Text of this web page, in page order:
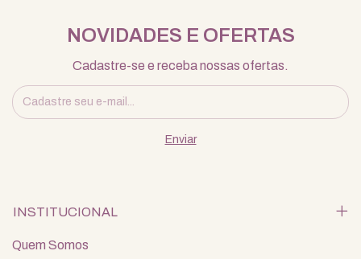
NOVIDADES E OFERTAS
Cadastre-se e receba nossas ofertas.
INSTITUCIONAL
Quem Somos